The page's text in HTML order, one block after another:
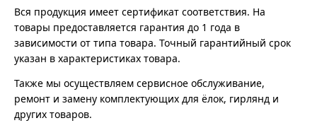
Вся продукция имеет сертификат соответствия. На
товары предоставляется гарантия до 1 года в
зависимости от типа товара. Точный гарантийный срок
указан в характеристиках товара.
Также мы осуществляем сервисное обслуживание,
ремонт и замену комплектующих для ёлок, гирлянд и
других товаров.